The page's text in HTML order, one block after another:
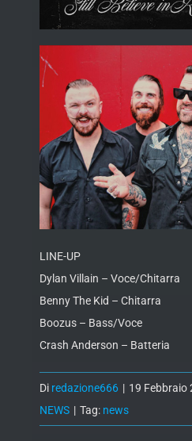
LINE-UP
Dylan Villain – Voce/Chitarra
Benny The Kid – Chitarra
Boozus – Bass/Voce
Crash Anderson – Batteria
Di redazione666 | 19 Febbraio
NEWS | Tag: news